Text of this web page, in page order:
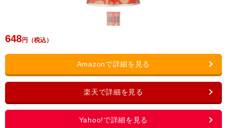
648